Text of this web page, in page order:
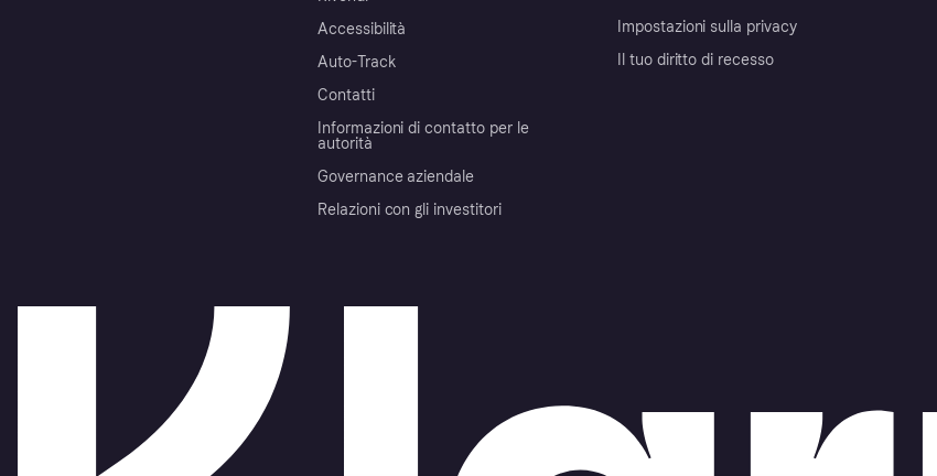
Accessibilità
Auto-Track
Contatti
Informazioni di contatto per le
autorità
Governance aziendale
Relazioni con gli investitori
Impostazioni sulla privacy
Il tuo diritto di recesso